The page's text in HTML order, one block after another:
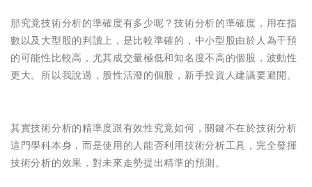
那究竟技術分析的準確度有多少呢？技術分析的準確度，用在指
數以及大型股的判讀上，是比較準確的，中小型股由於人為干預
的可能性比較高，尤其成交量極低和知名度不高的個股，波動性
更大。所以我說過，股性活潑的個股，新手投資人建議要避開。
其實技術分析的精準度跟有效性究竟如何，關鍵不在於技術分析
這門學科本身，而是使用的人能否利用技術分析工具，完全發揮
技術分析的效果，對未來走勢提出精準的預測。